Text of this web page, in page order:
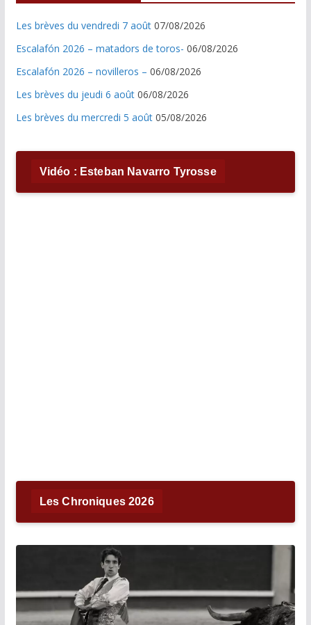
Les brèves du vendredi 7 août 07/08/2026
Escalafón 2026 – matadors de toros- 06/08/2026
Escalafón 2026 – novilleros – 06/08/2026
Les brèves du jeudi 6 août 06/08/2026
Les brèves du mercredi 5 août 05/08/2026
Vidéo : Esteban Navarro Tyrosse
Les Chroniques 2026